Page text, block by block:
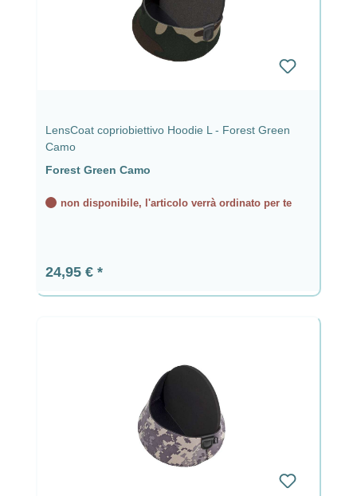
LensCoat copriobiettivo Hoodie L - Forest Green
Camo
Forest Green Camo
non disponibile, l'articolo verrà ordinato per te
Prezzo normale:
24,95 €